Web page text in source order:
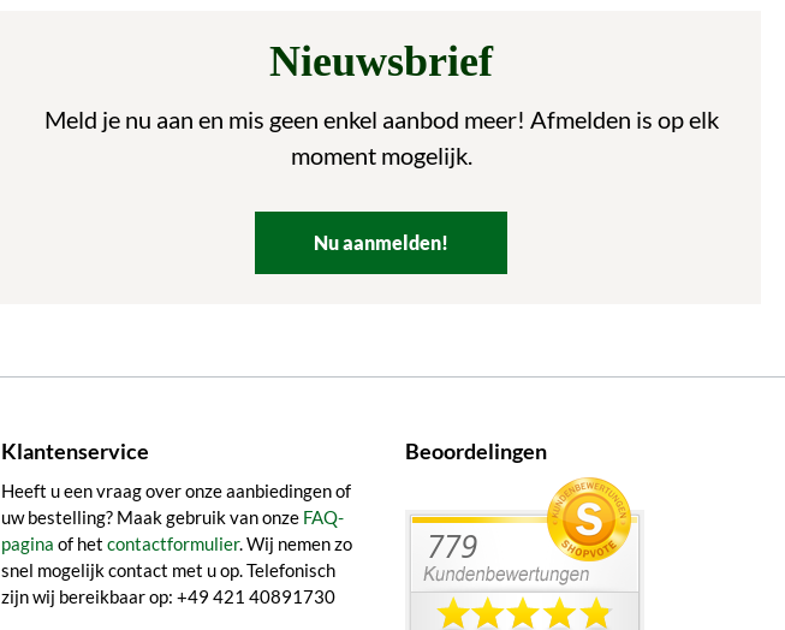
Nieuwsbrief
Meld je nu aan en mis geen enkel aanbod meer! Afmelden is op elk
moment mogelijk.
Nu aanmelden!
Klantenservice
Heeft u een vraag over onze aanbiedingen of
uw bestelling? Maak gebruik van onze FAQ-
pagina of het contactformulier. Wij nemen zo
snel mogelijk contact met u op. Telefonisch
zijn wij bereikbaar op: +49 421 40891730
Beoordelingen